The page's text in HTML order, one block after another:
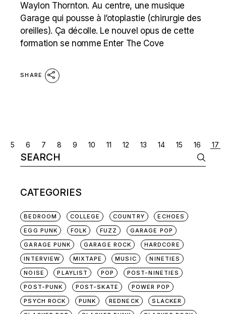
Waylon Thornton. Au centre, une musique
Garage qui pousse à l’otoplastie (chirurgie des
oreilles). Ça décolle. Le nouvel opus de cette
formation se nomme Enter The Cove
SHARE
POSTS
NAVIGATION
5 6 7 8 9 10 11 12 13 14 15 16 17
Search
for:
CATEGORIES
BEDROOM COLLEGE COUNTRY
ECHOES
EGG PUNK
FOLK FUZZ
GARAGE POP
GARAGE PUNK
GARAGE ROCK
HARDCORE
INTERVIEW
MIXTAPE MUSIC
NINETIES
NOISE
PLAYLIST POP
POST-NINETIES
POST-PUNK
POST-SKATE
POWER POP
PSYCH ROCK
PUNK REDNECK
SLACKER